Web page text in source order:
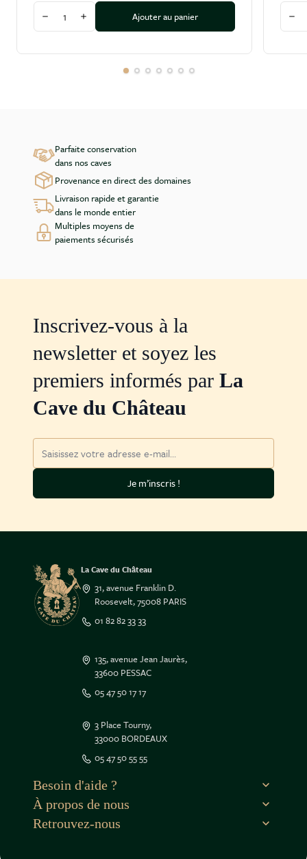
Diminuer la quantité
Augmenter la quantité
Ajouter au panier
Parfaite conservation
dans nos caves
Provenance en direct des domaines
Livraison rapide et garantie
dans le monde entier
Multiples moyens de
paiements sécurisés
Inscrivez-vous à la
newsletter et soyez les
premiers informés par La
Cave du Château
Je m’inscris !
La Cave du Château
31, avenue Franklin D.
Roosevelt, 75008 PARIS
01 82 82 33 33
135, avenue Jean Jaurès,
33600 PESSAC
05 47 50 17 17
3 Place Tourny,
33000 BORDEAUX
05 47 50 55 55
Besoin d'aide ?
À propos de nous
Retrouvez-nous